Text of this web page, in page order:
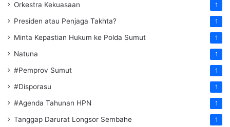
Orkestra Kekuasaan 1
Presiden atau Penjaga Takhta? 1
Minta Kepastian Hukum ke Polda Sumut 1
Natuna 1
#Pemprov Sumut 1
#Disporasu 1
#Agenda Tahunan HPN 1
Tanggap Darurat Longsor Sembahe 1